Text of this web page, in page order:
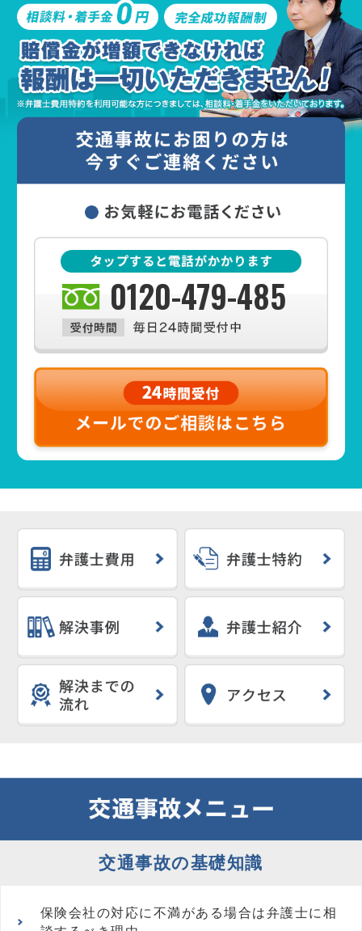
0120-479-485
交通事故の基礎知識
保険会社の対応に不満がある場合は弁護士に相